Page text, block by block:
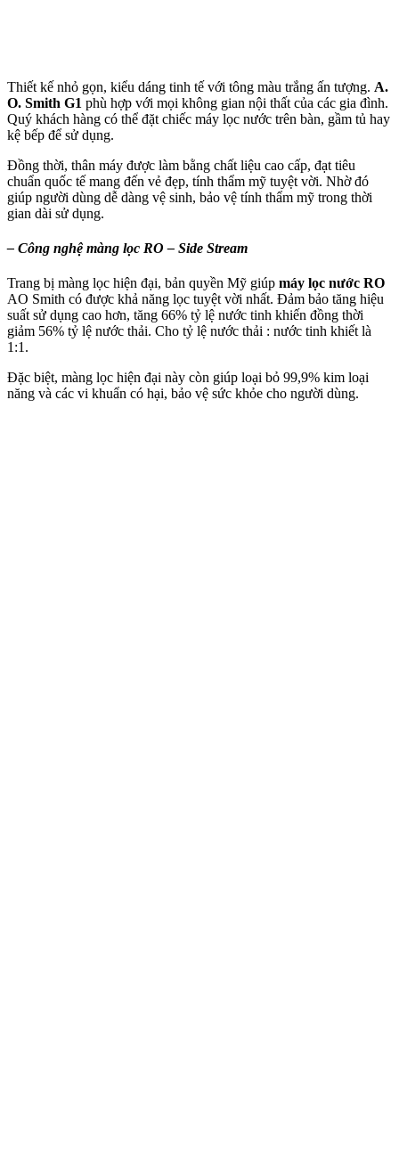
Thiết kế nhỏ gọn, kiểu dáng tinh tế với tông màu trắng ấn tượng. A.
O. Smith G1 phù hợp với mọi không gian nội thất của các gia đình.
Quý khách hàng có thể đặt chiếc máy lọc nước trên bàn, gầm tủ hay
kệ bếp để sử dụng.
Đồng thời, thân máy được làm bằng chất liệu cao cấp, đạt tiêu
chuẩn quốc tế mang đến vẻ đẹp, tính thẩm mỹ tuyệt vời. Nhờ đó
giúp người dùng dễ dàng vệ sinh, bảo vệ tính thẩm mỹ trong thời
gian dài sử dụng.
– Công nghệ màng lọc RO – Side Stream
Trang bị màng lọc hiện đại, bản quyền Mỹ giúp máy lọc nước RO
AO Smith có được khả năng lọc tuyệt vời nhất. Đảm bảo tăng hiệu
suất sử dụng cao hơn, tăng 66% tỷ lệ nước tinh khiến đồng thời
giảm 56% tỷ lệ nước thải. Cho tỷ lệ nước thải : nước tinh khiết là
1:1.
Đặc biệt, màng lọc hiện đại này còn giúp loại bỏ 99,9% kim loại
năng và các vi khuẩn có hại, bảo vệ sức khỏe cho người dùng.